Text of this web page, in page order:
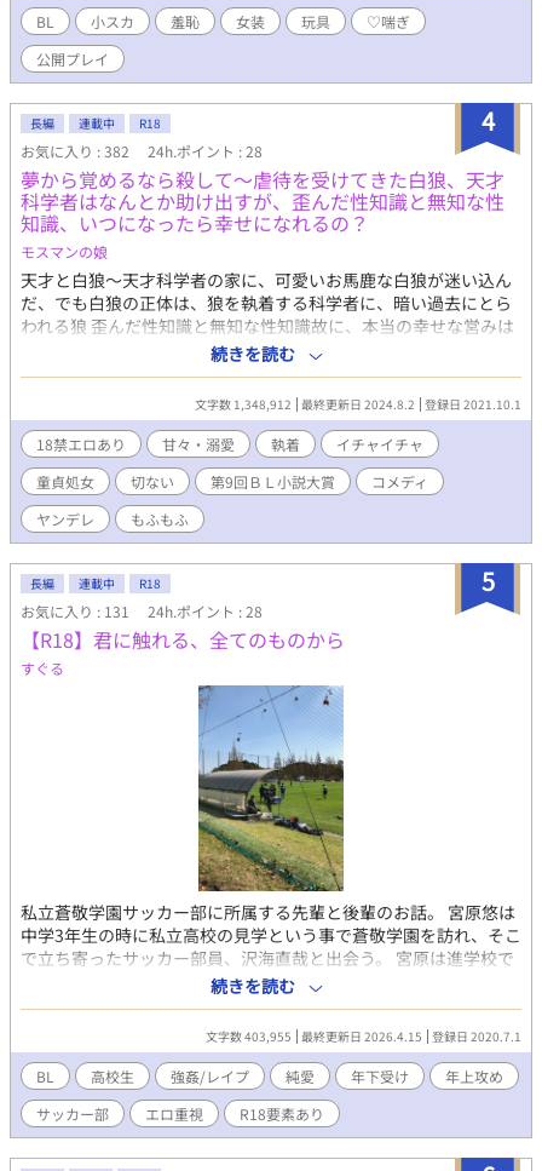
BL 小スカ 羞恥 女装 玩具
♡喘ぎ
公開プレイ
4
長編 連載中 R18
お気に入り : 382 24h.ポイント : 28
夢から覚めるなら殺して〜虐待を受けてきた白狼、天才
科学者はなんとか助け出すが、歪んだ性知識と無知な性
知識、いつになったら幸せになれるの？
モスマンの娘
天才と白狼〜天才科学者の家に、可愛いお馬鹿な白狼が迷い込ん
だ、でも白狼の正体は、狼を執着する科学者に、暗い過去にとら
われる狼 歪んだ性知識と無知な性知識故に、本当の幸せな営みは
できるの？ ジョン 白い長髪に可愛い系イケメン 身長は190セン
チ以上もある、細マッチョ体型 お馬鹿で、食いしん坊、辛い過去
から少々ヤンデレ気味 アキラ 科学者で天才、綺麗系イケメン メ
ガネにボサボサ頭で見た目に無頓着 身長は170センチ以上、かな
り細い 頭がよく、コミュ障、人から嫌煙された過去から、ジョン
に執着気味 ジョンは飼い主にかなりひどい虐待をされていた。そ
こから逃げ出して、迷い込んだのは天才科学者アキラの家 取り返
そうとする飼い主にアキラは立ち向かう。 可愛いジョンをこれ以
上、傷つけさせないために。 そして迎えるは、甘々生活のハズが
二人がヤンデレ気味 ジョンは痛い可哀想な表現がありますが、二
人はひたすら甘々ですが、プレイは激しいです。 ジョンが優しい
口調てすが、やってることがＳです。 アキラが純粋で無知です
が、体がMになります。 18禁になります。 明記しておきますの
で、苦手な方は飛ばしてください。 お気に入り登録、しおり、あ
りがとうございます。感想、お待ちしています。 読んてみたいプ
レイありましたら、ぜひに教えてください。 18禁 溺愛 執着
SM 浣腸 甘々 ハッピーエンド スパンキング 鞭 アナル、
アナルパール、せつない、ヤンデレ、おもらし、拡張、S字結腸
続きを読む
文字数 1,348,912 最終更新日 2024.8.2 登録日 2021.10.1
18禁エロあり 甘々・溺愛 執着
イチャイチャ
童貞処女
切ない 第9回ＢＬ小説大賞
コメディ
ヤンデレ
もふもふ
5
長編 連載中 R18
お気に入り : 131 24h.ポイント : 28
【R18】君に触れる、全てのものから
すぐる
私立蒼敬学園サッカー部に所属する先輩と後輩のお話。 宮原悠は
中学3年生の時に私立高校の見学という事で蒼敬学園を訪れ、そこ
で立ち寄ったサッカー部員、沢海直哉と出会う。 宮原は進学校で
もある蒼敬学園に入学する事は出来たが、選手権でも名を馳せる
サッカー部は練習の厳しく、充実したものだった。 だが、そんな
中、サッカー部の部室内で宮原は見知らない男にレイプをされて
しまう。 部室を通りかかった沢海は宮原を助けるが、記憶が混乱
する宮原は自分を犯した相手が沢海だと思い込んでしまう。 宮原
ーーー好きだから犯したの？ 沢海ーーーオレは宮原を好きなの
か？ ーーー好きだから、そばにいてほしい。 ＊ このマークがあ
るページは18禁BL要素が含まれています。 過激な描写もあります
ので、BL耐性のない方はご注意下さい。 1年生MFサイドハーフ 宮
続きを読む
文字数 403,955 最終更新日 2026.4.15 登録日 2020.7.1
BL 高校生 強姦/レイプ 純愛 年下受け
年上攻め
サッカー部
エロ重視 R18要素あり